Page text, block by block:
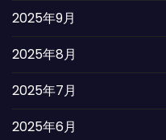
2025年9月
2025年8月
2025年7月
2025年6月